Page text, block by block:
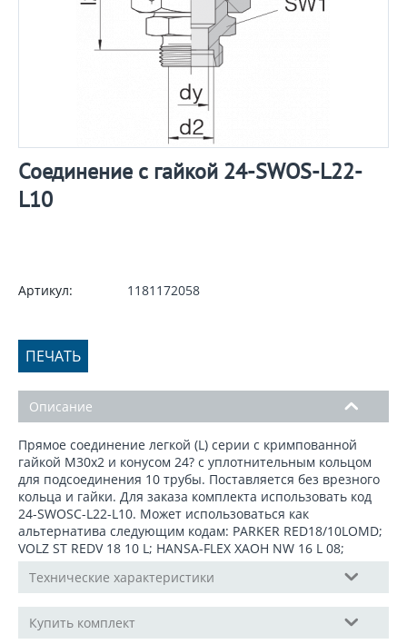
Соединение с гайкой 24-SWOS-L22-
L10
Артикул: 1181172058
ПЕЧАТЬ
Описание
Прямое соединение легкой (L) серии с кримпованной
гайкой М30x2 и конусом 24? с уплотнительным кольцом
для подсоединения 10 трубы. Поставляется без врезного
кольца и гайки. Для заказа комплекта использовать код
24-SWOSС-L22-L10. Может использоваться как
альтернатива следующим кодам: PARKER RED18/10LOMD;
VOLZ ST REDV 18 10 L; HANSA-FLEX XAOH NW 16 L 08;
Технические характеристики
Купить комплект